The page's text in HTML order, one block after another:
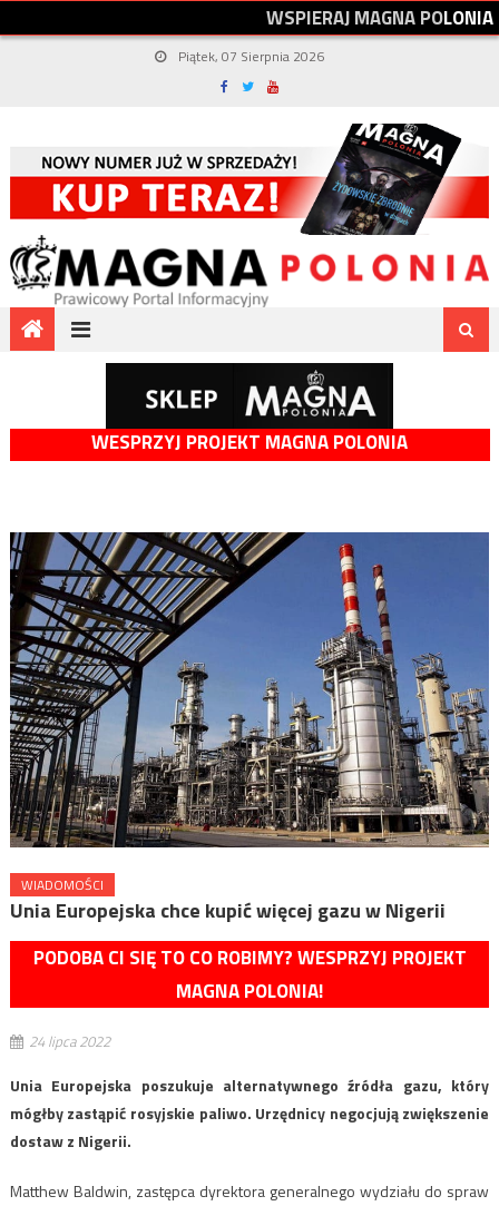
WSPIERAJMAGNAPOLONIA
Piątek, 07 Sierpnia 2026
WESPRZYJ PROJEKT MAGNA POLONIA
WIADOMOŚCI
Unia Europejska chce kupić więcej gazu w Nigerii
PODOBA CI SIĘ TO CO ROBIMY? WESPRZYJ PROJEKT
MAGNA POLONIA!
24 lipca 2022
Unia Europejska poszukuje alternatywnego źródła gazu, który
mógłby zastąpić rosyjskie paliwo. Urzędnicy negocjują zwiększenie
dostaw z Nigerii.
Matthew Baldwin, zastępca dyrektora generalnego wydziału do spraw